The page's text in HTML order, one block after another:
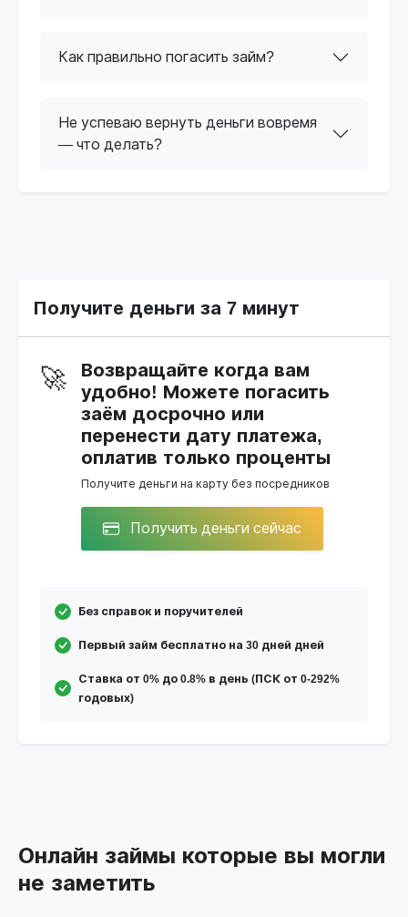
Как правильно погасить займ?
Не успеваю вернуть деньги вовремя
— что делать?
Получите деньги за 7 минут
🚀
Возвращайте когда вам
удобно! Можете погасить
заём досрочно или
перенести дату платежа,
оплатив только проценты
Получите деньги на карту без посредников
Получить деньги сейчас
Без справок и поручителей
Первый займ бесплатно на 30 дней дней
Ставка от 0% до 0.8% в день (ПСК от 0-292%
годовых)
Онлайн займы которые вы могли
не заметить